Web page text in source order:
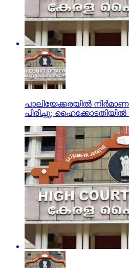
പാലിയേക്കരയില്‍
പിരിച്ചു;